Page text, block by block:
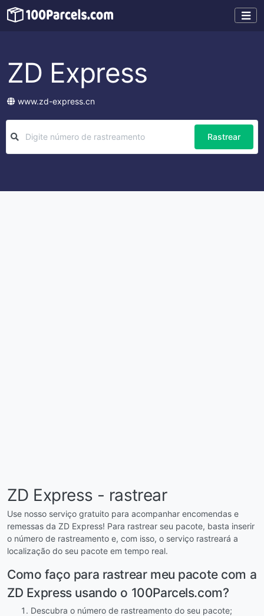
ZD Express
www.zd-express.cn
Rastrear
ZD Express - rastrear
Use nosso serviço gratuito para acompanhar encomendas e
remessas da ZD Express! Para rastrear seu pacote, basta inserir
o número de rastreamento e, com isso, o serviço rastreará a
localização do seu pacote em tempo real.
Como faço para rastrear meu pacote com a
ZD Express usando o 100Parcels.com?
Descubra o número de rastreamento do seu pacote;